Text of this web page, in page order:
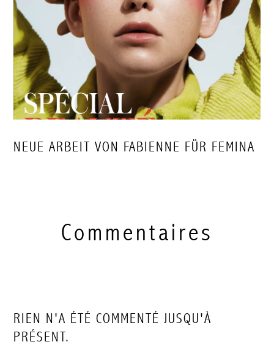
NEUE ARBEIT VON FABIENNE FÜR FEMINA
Commentaires
RIEN N'A ÉTÉ COMMENTÉ JUSQU'À
PRÉSENT.